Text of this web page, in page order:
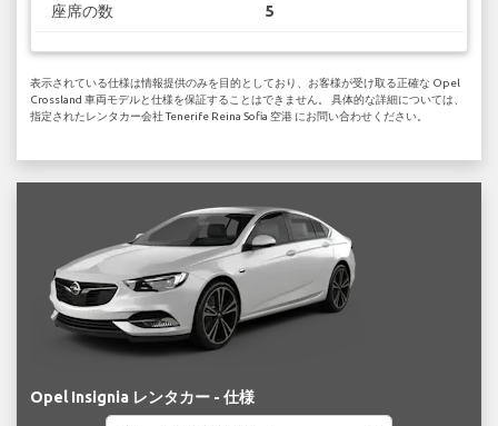
座席の数 5
表示されている仕様は情報提供のみを目的としており、お客様が受け取る正確な Opel
Crossland 車両モデルと仕様を保証することはできません。 具体的な詳細については、
指定されたレンタカー会社 Tenerife Reina Sofia 空港 にお問い合わせください。
Opel Insignia レンタカー - 仕様